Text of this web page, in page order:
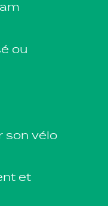
ou
son vélo
et